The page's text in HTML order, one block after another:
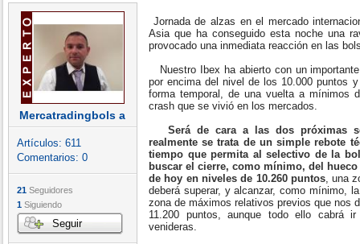
Mercatradingbols a
Artículos: 611
Comentarios: 0
21 Seguidores
1 Siguiendo
Seguir
Jornada de alzas en el mercado
Asia que ha conseguido esta noche una
provocado una inmediata reacción en las
Nuestro Ibex ha abierto con un
por encima del nivel de los 10.000 puntos
forma temporal, de una vuelta a mínimos
crash que se vivió en los mercados.
Será de cara a las dos próximas
realmente se trata de un simple rebote
tiempo que permita al selectivo de la
buscar el cierre, como mínimo, del
de hoy en niveles de 10.260 puntos, una
deberá superar, y alcanzar, como mínimo,
zona de máximos relativos previos que nos
11.200 puntos, aunque todo ello cabrá
venideras.